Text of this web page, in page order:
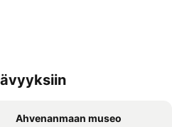
Ahvenanmaan museo